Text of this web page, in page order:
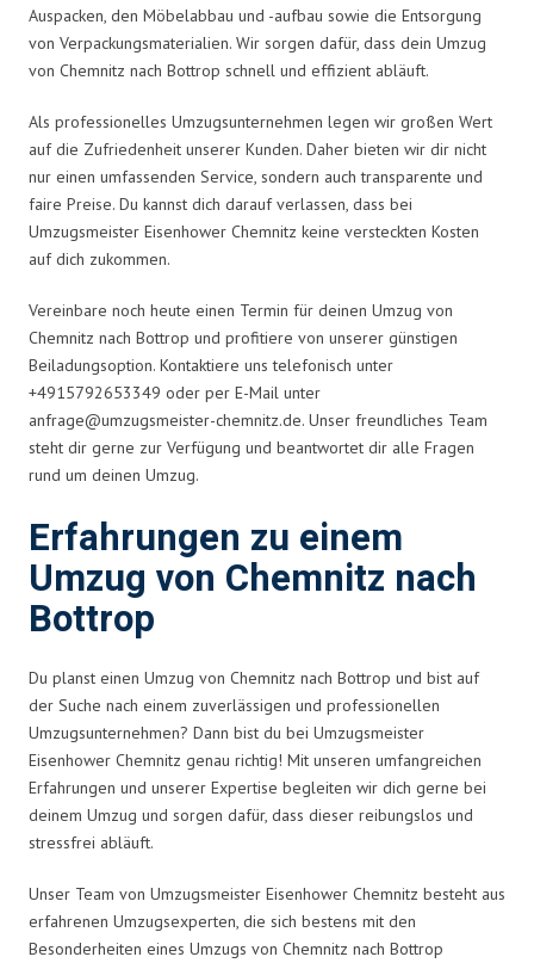
Auspacken, den Möbelabbau und -aufbau sowie die Entsorgung
von Verpackungsmaterialien. Wir sorgen dafür, dass dein Umzug
von Chemnitz nach Bottrop schnell und effizient abläuft.
Als professionelles Umzugsunternehmen legen wir großen Wert
auf die Zufriedenheit unserer Kunden. Daher bieten wir dir nicht
nur einen umfassenden Service, sondern auch transparente und
faire Preise. Du kannst dich darauf verlassen, dass bei
Umzugsmeister Eisenhower Chemnitz keine versteckten Kosten
auf dich zukommen.
Vereinbare noch heute einen Termin für deinen Umzug von
Chemnitz nach Bottrop und profitiere von unserer günstigen
Beiladungsoption. Kontaktiere uns telefonisch unter
+4915792653349 oder per E-Mail unter
anfrage@umzugsmeister-chemnitz.de. Unser freundliches Team
steht dir gerne zur Verfügung und beantwortet dir alle Fragen
rund um deinen Umzug.
Erfahrungen zu einem
Umzug von Chemnitz nach
Bottrop
Du planst einen Umzug von Chemnitz nach Bottrop und bist auf
der Suche nach einem zuverlässigen und professionellen
Umzugsunternehmen? Dann bist du bei Umzugsmeister
Eisenhower Chemnitz genau richtig! Mit unseren umfangreichen
Erfahrungen und unserer Expertise begleiten wir dich gerne bei
deinem Umzug und sorgen dafür, dass dieser reibungslos und
stressfrei abläuft.
Unser Team von Umzugsmeister Eisenhower Chemnitz besteht aus
erfahrenen Umzugsexperten, die sich bestens mit den
Besonderheiten eines Umzugs von Chemnitz nach Bottrop